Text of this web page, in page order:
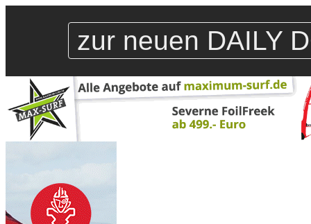
zur neuen DAILY